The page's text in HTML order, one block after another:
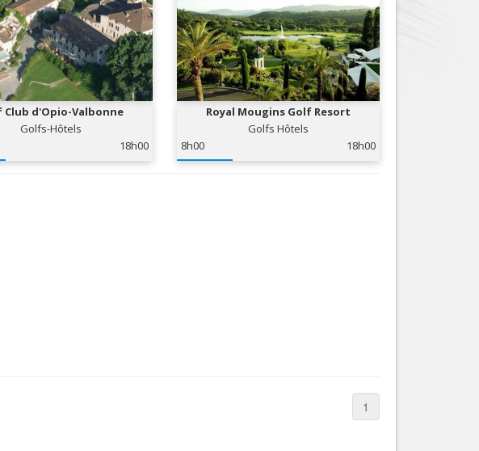
Restaurants, ...
Commerces
Mode, ...
Loisirs
Plages, sports, ...
Services
Tourisme, ...
Nice le Coeur de Ville
Nice les Collines Niçoises
Nice le petit Marais Niçois
Nice la plaine du Var
Nice Aéroport
Club d'Opio-Valbonne
Golfs-Hôtels
18h00
Royal Mougins Golf Resort
Golfs Hôtels
8h00
18h00
1